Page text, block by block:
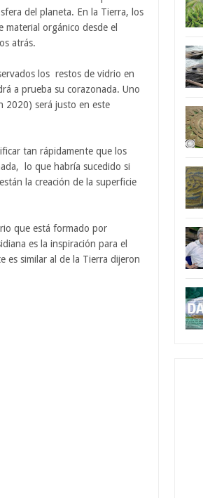
del planeta. En la Tierra, los
orgánico desde el
atrás.
los restos de vidrio en
a prueba su corazonada. Uno
2020) será justo en este
tan rápidamente que los
lo que habría sucedido si
la creación de la superficie
que está formado por
es la inspiración para el
es similar al de la Tierra dijeron